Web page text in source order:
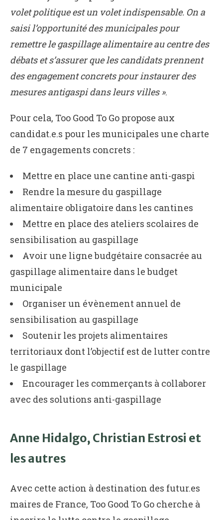
volet politique est un volet indispensable. On a
saisi l’opportunité des municipales pour
remettre le gaspillage alimentaire au centre des
débats et s’assurer que les candidats prennent
des engagement concrets pour instaurer des
mesures antigaspi dans leurs villes ».
Pour cela, Too Good To Go propose aux
candidat.e.s pour les municipales une charte
de 7 engagements concrets :
Mettre en place une cantine anti-gaspi
Rendre la mesure du gaspillage
alimentaire obligatoire dans les cantines
Mettre en place des ateliers scolaires de
sensibilisation au gaspillage
Avoir une ligne budgétaire consacrée au
gaspillage alimentaire dans le budget
municipale
Organiser un évènement annuel de
sensibilisation au gaspillage
Soutenir les projets alimentaires
territoriaux dont l’objectif est de lutter contre
le gaspillage
Encourager les commerçants à collaborer
avec des solutions anti-gaspillage
Anne Hidalgo, Christian Estrosi et
les autres
Avec cette action à destination des futur.es
maires de France, Too Good To Go cherche à